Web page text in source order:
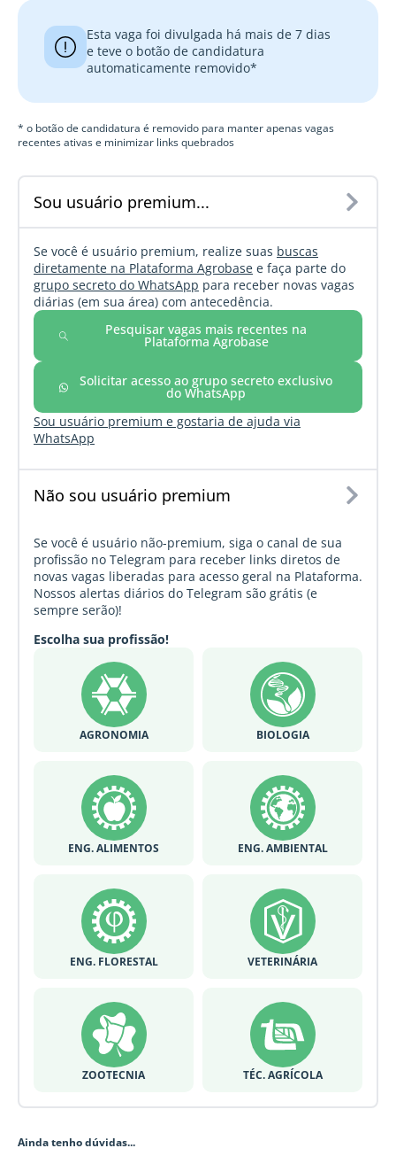
Esta vaga foi divulgada há mais de 7 dias
e teve o botão de candidatura
automaticamente removido*
* o botão de candidatura é removido para manter apenas vagas
recentes ativas e minimizar links quebrados
Sou usuário premium...
Se você é usuário premium, realize suas buscas
diretamente na Plataforma Agrobase e faça parte do
grupo secreto do WhatsApp para receber novas vagas
diárias (em sua área) com antecedência.
Pesquisar vagas mais recentes na
Plataforma Agrobase
Solicitar acesso ao grupo secreto exclusivo
do WhatsApp
Sou usuário premium e gostaria de ajuda via
WhatsApp
Não sou usuário premium
Se você é usuário não-premium, siga o canal de sua
profissão no Telegram para receber links diretos de
novas vagas liberadas para acesso geral na Plataforma.
Nossos alertas diários do Telegram são grátis (e
sempre serão)!
Escolha sua profissão!
AGRONOMIA BIOLOGIA
ENG. ALIMENTOS ENG. AMBIENTAL
ENG. FLORESTAL VETERINÁRIA
ZOOTECNIA TÉC. AGRÍCOLA
Ainda tenho dúvidas...